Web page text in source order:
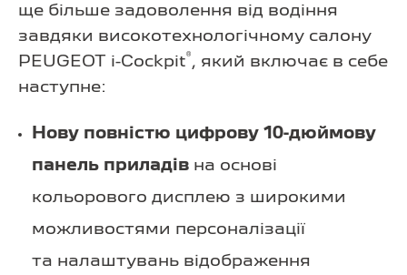
ще більше задоволення від водіння
завдяки високотехнологічному салону
PEUGEOT i-Cockpit®, який включає в себе
наступне:
Нову повністю цифрову 10-дюймову
панель приладів на основі
кольорового дисплею з широкими
можливостями персоналізації
та налаштувань відображення